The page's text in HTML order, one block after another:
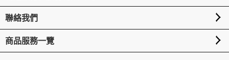
聯絡我們
商品服務一覽